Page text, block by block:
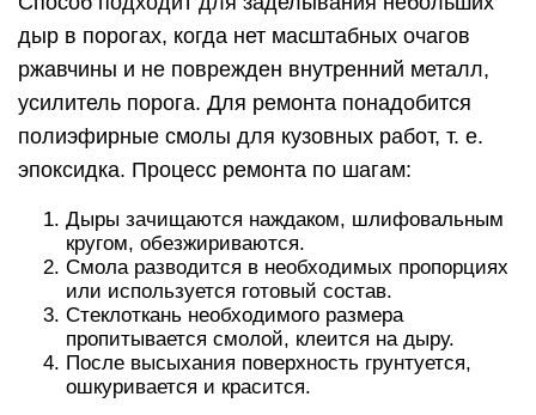
дыр в порогах, когда нет масштабных очагов
ржавчины и не поврежден внутренний металл,
усилитель порога. Для ремонта понадобится
полиэфирные смолы для кузовных работ, т. е.
эпоксидка. Процесс ремонта по шагам:
Дыры зачищаются наждаком, шлифовальным
кругом, обезжириваются.
Смола разводится в необходимых пропорциях
или используется готовый состав.
Стеклоткань необходимого размера
пропитывается смолой, клеится на дыру.
После высыхания поверхность грунтуется,
ошкуривается и красится.